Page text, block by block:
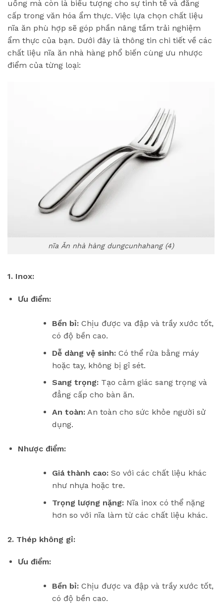
uống mà còn là biểu tượng cho sự tinh tế và đẳng
cấp trong văn hóa ẩm thực. Việc lựa chọn chất liệu
nĩa ăn phù hợp sẽ góp phần nâng tầm trải nghiệm
ẩm thực của bạn. Dưới đây là thông tin chi tiết về các
chất liệu nĩa ăn nhà hàng phổ biến cùng ưu nhược
điểm của từng loại:
nĩa Ăn nhà hàng dungcunhahang (4)
1. Inox:
Ưu điểm:
Bền bỉ:Chịu được va đập và trầy xước tốt,
có độ bền cao.
Dễ dàng vệ sinh:Có thể rửa bằng máy
hoặc tay, không bị gỉ sét.
Sang trọng:Tạo cảm giác sang trọng và
đẳng cấp cho bàn ăn.
An toàn:An toàn cho sức khỏe người sử
dụng.
Nhược điểm:
Giá thành cao:So với các chất liệu khác
như nhựa hoặc tre.
Trọng lượng nặng:Nĩa inox có thể nặng
hơn so với nĩa làm từ các chất liệu khác.
2. Thép không gỉ:
Ưu điểm:
Bền bỉ:Chịu được va đập và trầy xước tốt,
có độ bền cao.